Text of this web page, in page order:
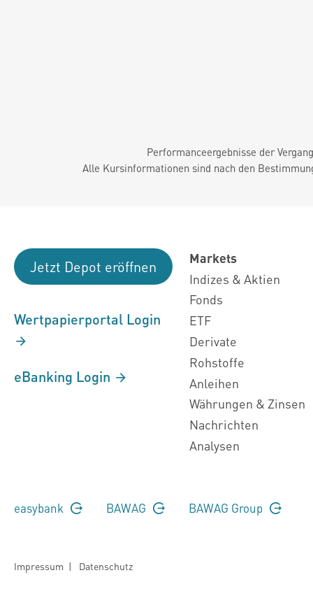
Performanceergebnisse der
Alle Kursinformationen sind nach den
Jetzt Depot eröffnen
Wertpapierportal Login
eBanking Login
Markets
Indizes & Aktien
Fonds
ETF
Derivate
Rohstoffe
Anleihen
Währungen & Zinsen
Nachrichten
Analysen
easybank BAWAG BAWAG Group
Impressum | Datenschutz